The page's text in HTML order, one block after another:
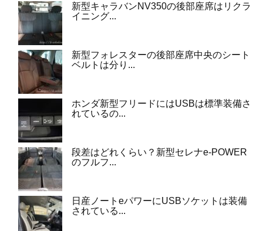
新型キャラバンNV350の後部座席はリクラ
イニング...
新型フォレスターの後部座席中央のシート
ベルトは分り...
ホンダ新型フリードにはUSBは標準装備さ
れているの...
段差はどれくらい？新型セレナe-POWER
のフルフ...
日産ノートeパワーにUSBソケットは装備
されている...